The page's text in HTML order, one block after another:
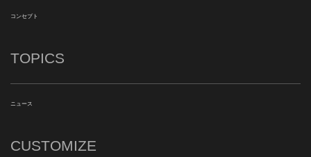
コンセプト
TOPICS
ニュース
CUSTOMIZE